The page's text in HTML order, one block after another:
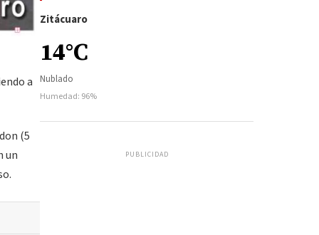
a
(5
un
Zitácuaro
14°C
Nublado
Humedad: 96%
PUBLICIDAD